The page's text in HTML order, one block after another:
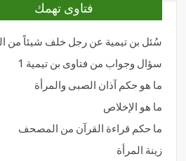
فتاوى تهمك
سُئل بن تيمية عن رجل خلف شيئاً من
سؤال وجواب من فتاوى بن تيمية 1
ما هو حكم آذان الصبى والمرأة
ما هو الإخلاص
ما حكم قراءة القرآن من المصحف
زينة المرأة